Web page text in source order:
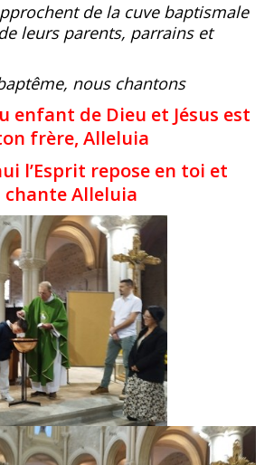
de la cuve baptismale
leurs parents, parrains et
nous chantons
enfant de Dieu et Jésus est
frère, Alleluia
l’Esprit repose en toi et
chante Alleluia